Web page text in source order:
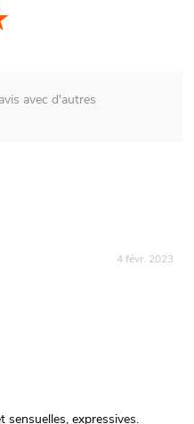
avec d'autres
4 févr. 2023
sensuelles, expressives.